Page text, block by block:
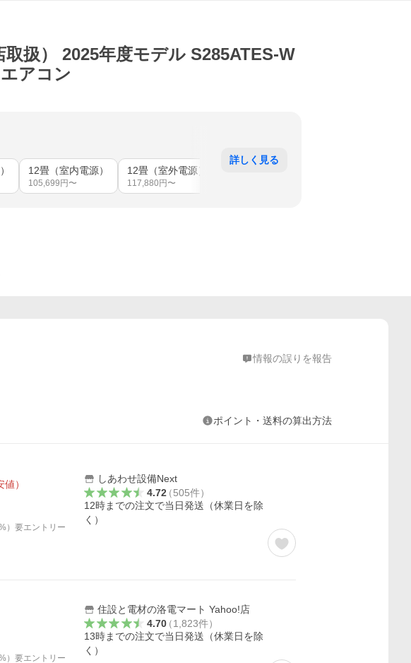
扱） 2025年度モデル S285ATES-W
アコン
12畳（室内電源）
105,699 円〜
12畳（室外電源）
117,880 円〜
詳しく見る
情報の誤りを報告
ポイント・送料の算出方法
値）
） 要エントリー
しあわせ設備Next
4.72（505件）
12時までの注文で当日発送（休業日を除
く）
） 要エントリー
住設と電材の洛電マート Yahoo!店
4.70（1,823件）
13時までの注文で当日発送（休業日を除
く）